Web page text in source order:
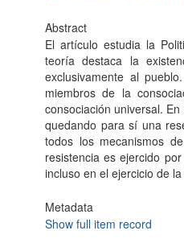
Abstract
El artículo estudia la
teoría destaca la
exclusivamente al
miembros de la
consociación universal.
quedando para sí una
todos los mecanismos
resistencia es ejercido
incluso en el ejercicio de
Metadata
Show full item record